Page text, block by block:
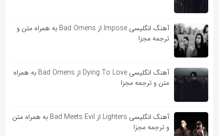
لینک
آهنگ انگلیسی Impose از Bad Omens به همراه متن و
ترجمه مجزا
آهنگ انگلیسی Dying To Love از Bad Omens به همراه
متن و ترجمه مجزا
آهنگ انگلیسی Lighters از Bad Meets Evil به همراه متن
و ترجمه مجزا